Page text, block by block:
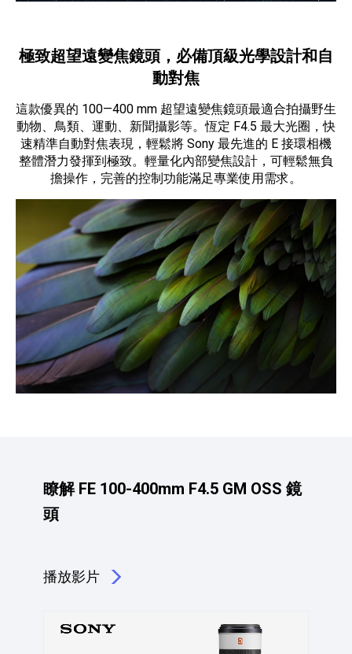
極致超望遠變焦鏡頭，必備頂級光學設計和自
動對焦
這款優異的 100—400 mm 超望遠變焦鏡頭最適合拍攝野生
動物、鳥類、運動、新聞攝影等。恆定 F4.5 最大光圈，快
速精準自動對焦表現，輕鬆將 Sony 最先進的 E 接環相機
整體潛力發揮到極致。輕量化內部變焦設計，可輕鬆無負
擔操作，完善的控制功能滿足專業使用需求。
瞭解 FE 100-400mm F4.5 GM OSS 鏡
頭
播放影片
點擊播放：瞭解 FE 100-400mm F4.5 GM OSS 鏡頭